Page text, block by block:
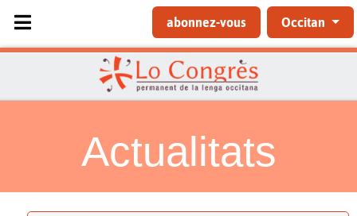
Sélectionnez votre langue
abonnez-vous Occitan
Actualitats